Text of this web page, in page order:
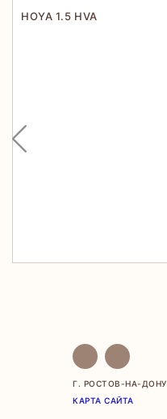
HOYA 1.5 HVA
Г. РОСТОВ-НА-ДОНУ
КАРТА САЙТА